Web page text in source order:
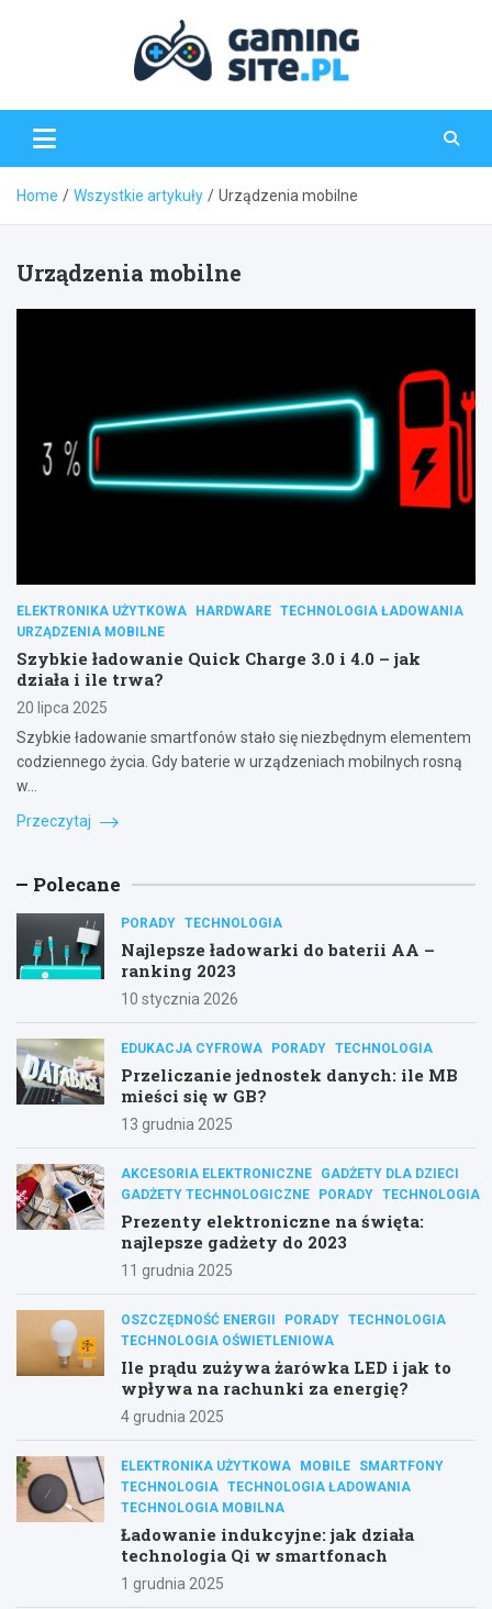
Gaming-Site.pl
Home Wszystkie artykuły Urządzenia mobilne
Urządzenia mobilne
ELEKTRONIKA UŻYTKOWA HARDWARE TECHNOLOGIA ŁADOWANIA
URZĄDZENIA MOBILNE
Szybkie ładowanie Quick Charge 3.0 i 4.0 – jak
działa i ile trwa?
20 lipca 2025
Szybkie ładowanie smartfonów stało się niezbędnym elementem
codziennego życia. Gdy baterie w urządzeniach mobilnych rosną
w…
Przeczytaj
Polecane
PORADY TECHNOLOGIA
Najlepsze ładowarki do baterii AA –
ranking 2023
10 stycznia 2026
EDUKACJA CYFROWA PORADY TECHNOLOGIA
Przeliczanie jednostek danych: ile MB
mieści się w GB?
13 grudnia 2025
AKCESORIA ELEKTRONICZNE
GADŻETY DLA DZIECI
GADŻETY TECHNOLOGICZNE
PORADY TECHNOLOGIA
Prezenty elektroniczne na święta:
najlepsze gadżety do 2023
11 grudnia 2025
OSZCZĘDNOŚĆ ENERGII PORADY TECHNOLOGIA
TECHNOLOGIA OŚWIETLENIOWA
Ile prądu zużywa żarówka LED i jak to
wpływa na rachunki za energię?
4 grudnia 2025
ELEKTRONIKA UŻYTKOWA MOBILE
SMARTFONY
TECHNOLOGIA TECHNOLOGIA ŁADOWANIA
TECHNOLOGIA MOBILNA
Ładowanie indukcyjne: jak działa
technologia Qi w smartfonach
1 grudnia 2025